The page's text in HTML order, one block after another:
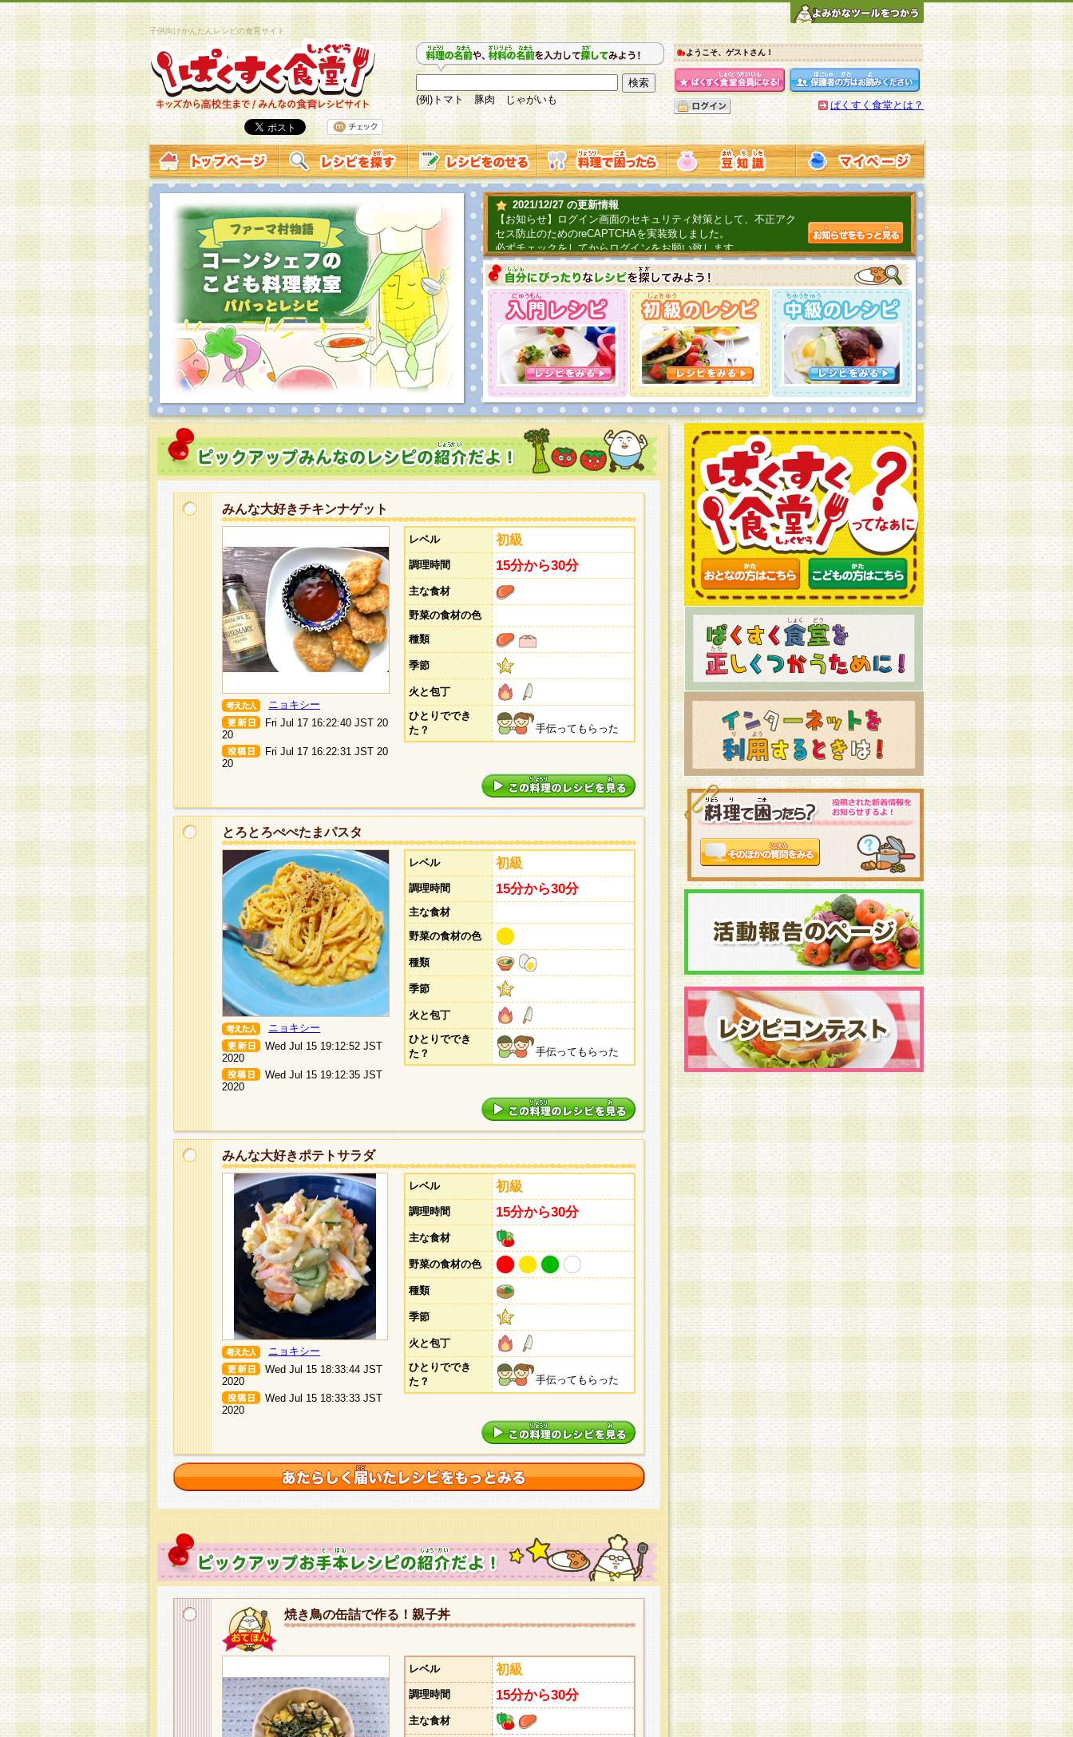
子供向けかんたんレシピの食育サイト
(例)トマト 豚肉 じゃがいも
ようこそ、ゲストさん！
ぱくすく食堂とは？
2021/12/27 の更新情報
【お知らせ】ログイン画面のセキュリティ対策として、不正アク
セス防止のためのreCAPTCHAを実装致しました。
必ずチェックをしてからログインをお願い致します。
2019/06/04 の更新情報
ファーマ村からコーンシェフが簡単レシピを紹介するよ！こちら
2018/07/01 の更新情報
チャレンジ企画第三弾！お母さん、お父さんへ日頃の感謝をこめ
てごはんを作ろう！は終了致しました。たくさんの投稿、ありが
とうございました。次回企画もお楽しみに！
みんな大好きチキンナゲット
ニョキシー
Fri Jul 17 16:22:40 JST 20
20
Fri Jul 17 16:22:31 JST 20
20
レベル 初級
調理時間 15分から30分
主な食材
野菜の食材の色
種類
季節
火と包丁
ひとりででき
た？
手伝ってもらった
とろとろぺぺたまパスタ
ニョキシー
Wed Jul 15 19:12:52 JST
2020
Wed Jul 15 19:12:35 JST
2020
レベル 初級
調理時間 15分から30分
主な食材
野菜の食材の色
種類
季節
火と包丁
ひとりででき
た？
手伝ってもらった
みんな大好きポテトサラダ
ニョキシー
Wed Jul 15 18:33:44 JST
2020
Wed Jul 15 18:33:33 JST
2020
レベル 初級
調理時間 15分から30分
主な食材
野菜の食材の色
種類
季節
火と包丁
ひとりででき
た？
手伝ってもらった
焼き鳥の缶詰で作る！親子丼
レベル 初級
調理時間 15分から30分
主な食材